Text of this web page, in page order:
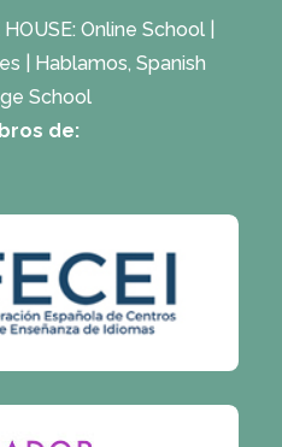
Online School
Hablamos, Spanish
School
de: